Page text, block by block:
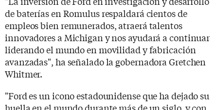
de baterías en Romulus respaldará cientos de
empleos bien remunerados, atraerá talentos
innovadores a Michigan y nos ayudará a continuar
liderando el mundo en movilidad y fabricación
avanzadas", ha señalado la gobernadora Gretchen
Whitmer.
"Ford es un icono estadounidense que ha dejado su
huella en el mundo durante más de un siglo, y con